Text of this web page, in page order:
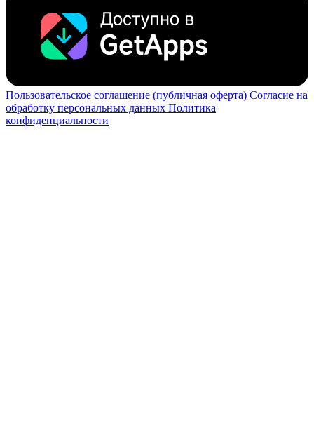
Пользовательское соглашение (публичная оферта) Согласие на
обработку персональных данных Политика
конфиденциальности